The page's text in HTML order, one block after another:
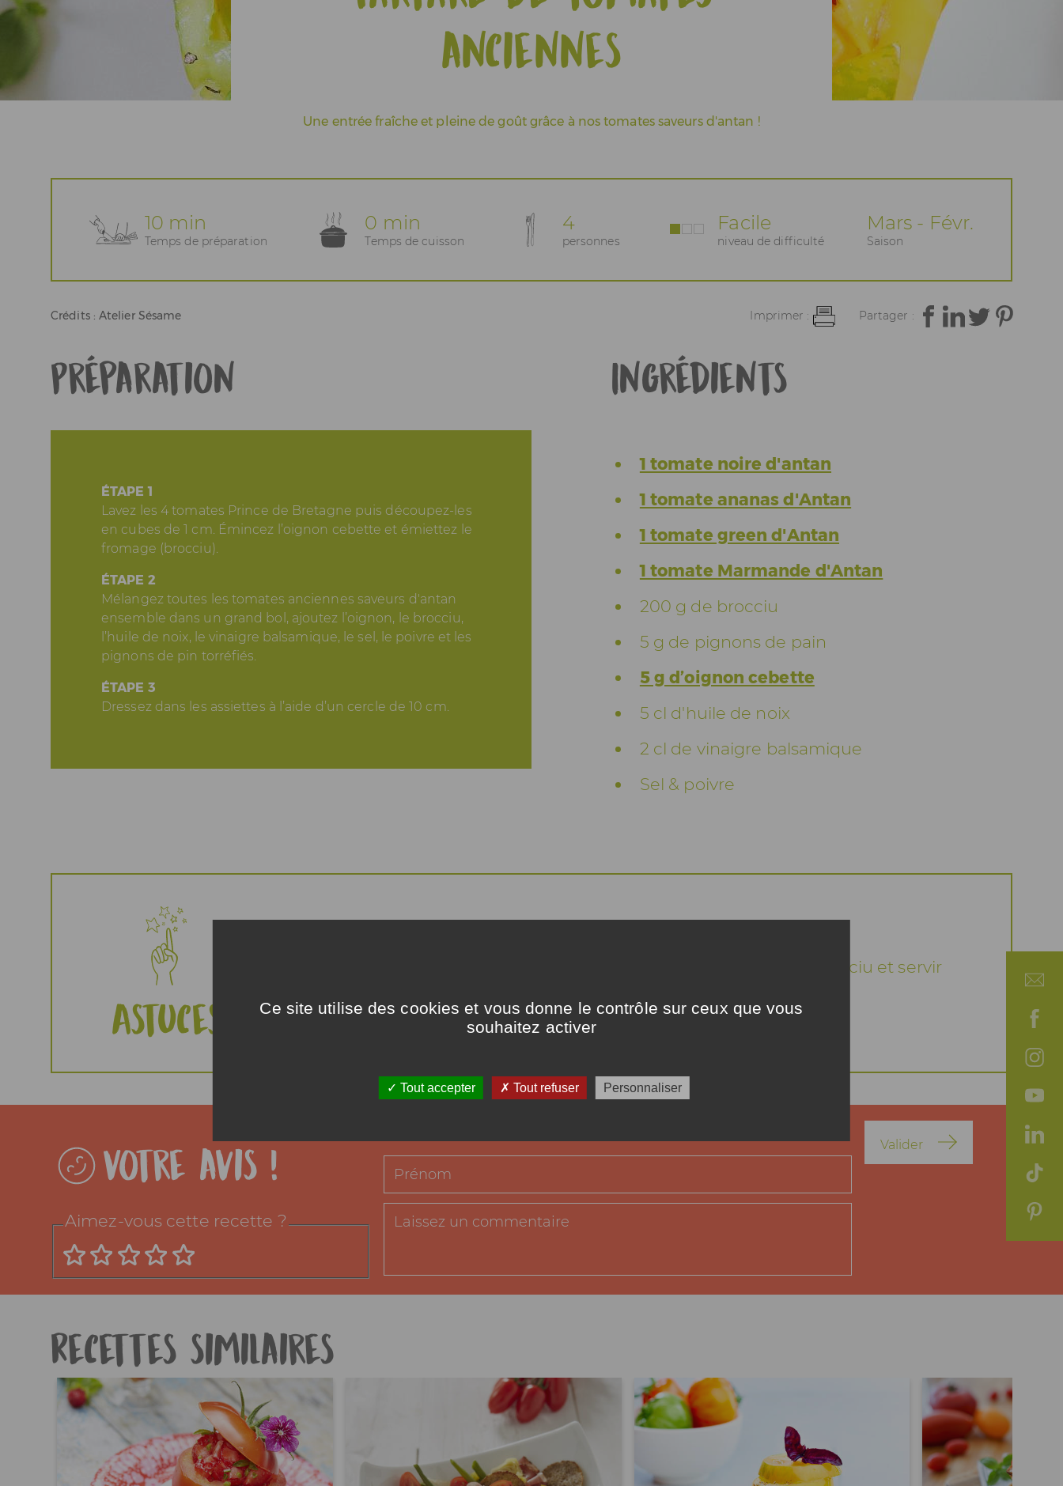
Espace Pros & Presse
anciennes
Une entrée fraîche et pleine de goût grâce à nos tomates saveurs d'antan !
10 min
Temps de préparation
0 min
Temps de cuisson
4
personnes
Facile
niveau de difficulté
Mars - Févr.
Saison
Crédits : Atelier Sésame Imprimer : Partager :
Ingrédients
1 tomate noire d'antan
1 tomate ananas d'Antan
1 tomate green d'Antan
1 tomate Marmande d'Antan
200 g de brocciu
5 g de pignons de pain
5 g d’oignon cebette
5 cl d'huile de noix
2 cl de vinaigre balsamique
Sel & poivre
Préparation
ÉTAPE 1
Lavez les 4 tomates Prince de Bretagne puis découpez-les
en cubes de 1 cm. Émincez l’oignon cebette et émiettez le
fromage (brocciu).
ÉTAPE 2
Mélangez toutes les tomates anciennes saveurs d'antan
ensemble dans un grand bol, ajoutez l’oignon, le brocciu,
l’huile de noix, le vinaigre balsamique, le sel, le poivre et les
pignons de pin torréfiés.
ÉTAPE 3
Dressez dans les assiettes à l’aide d’un cercle de 10 cm.
Astuces
Vous pouvez utiliser de la feta ou de la mozzarella à la place du brocciu et servir
Votre avis !
Aimez-vous cette recette ?
Valider
Recettes similaires
Ce site utilise des cookies et vous donne le contrôle sur ceux que vous
souhaitez activer
Tout accepter Tout refuser Personnaliser